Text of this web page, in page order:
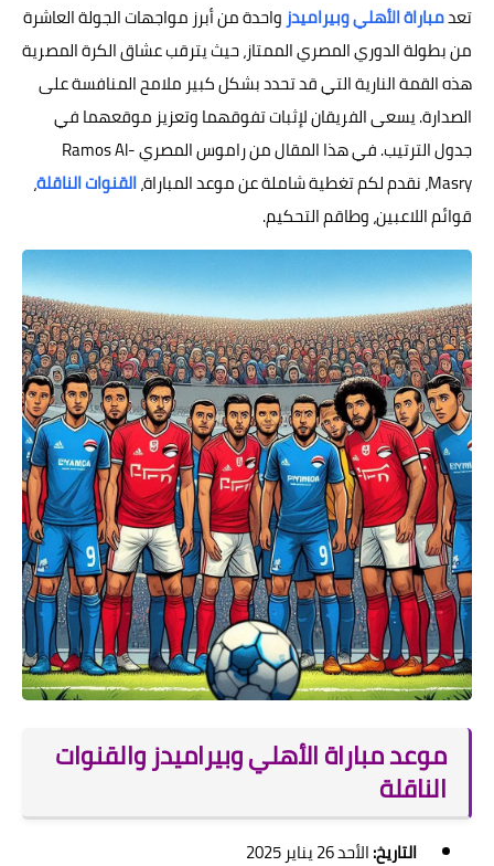
تعدمباراة الأهلي وبيراميدزواحدة من أبرز مواجهات الجولة العاشرة
من بطولة الدوري المصري الممتاز، حيث يترقب عشاق الكرة المصرية
هذه القمة النارية التي قد تحدد بشكل كبير ملامح المنافسة على
الصدارة. يسعى الفريقان لإثبات تفوقهما وتعزيز موقعهما في
جدول الترتيب. في هذا المقال من راموس المصري Ramos Al-
Masry، نقدم لكم تغطية شاملة عن موعد المباراة،
القنوات الناقلة،
قوائم اللاعبين، وطاقم التحكيم.
موعد مباراة الأهلي وبيراميدز والقنوات
الناقلة
التاريخ:الأحد 26 يناير 2025